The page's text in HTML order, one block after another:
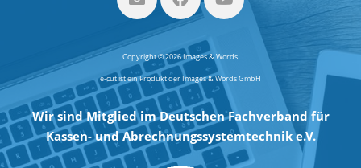
Copyright © 2026 Images & Words.
e-cut ist ein Produkt der Images & Words GmbH
Wir sind Mitglied im Deutschen Fachverband für
Kassen- und Abrechnungssystemtechnik e.V.